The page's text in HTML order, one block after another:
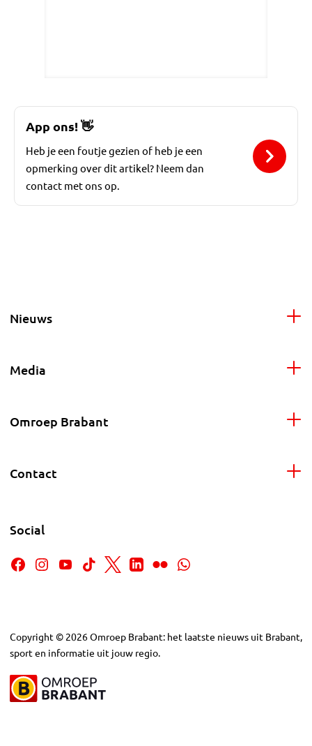
App ons!👋
Heb je een foutje gezien of heb je een
opmerking over dit artikel? Neem dan
contact met ons op.
Nieuws
Media
Omroep Brabant
Contact
Social
Copyright © 2026Omroep Brabant: het laatste nieuws uit Brabant,
sport en informatie uit jouw regio.